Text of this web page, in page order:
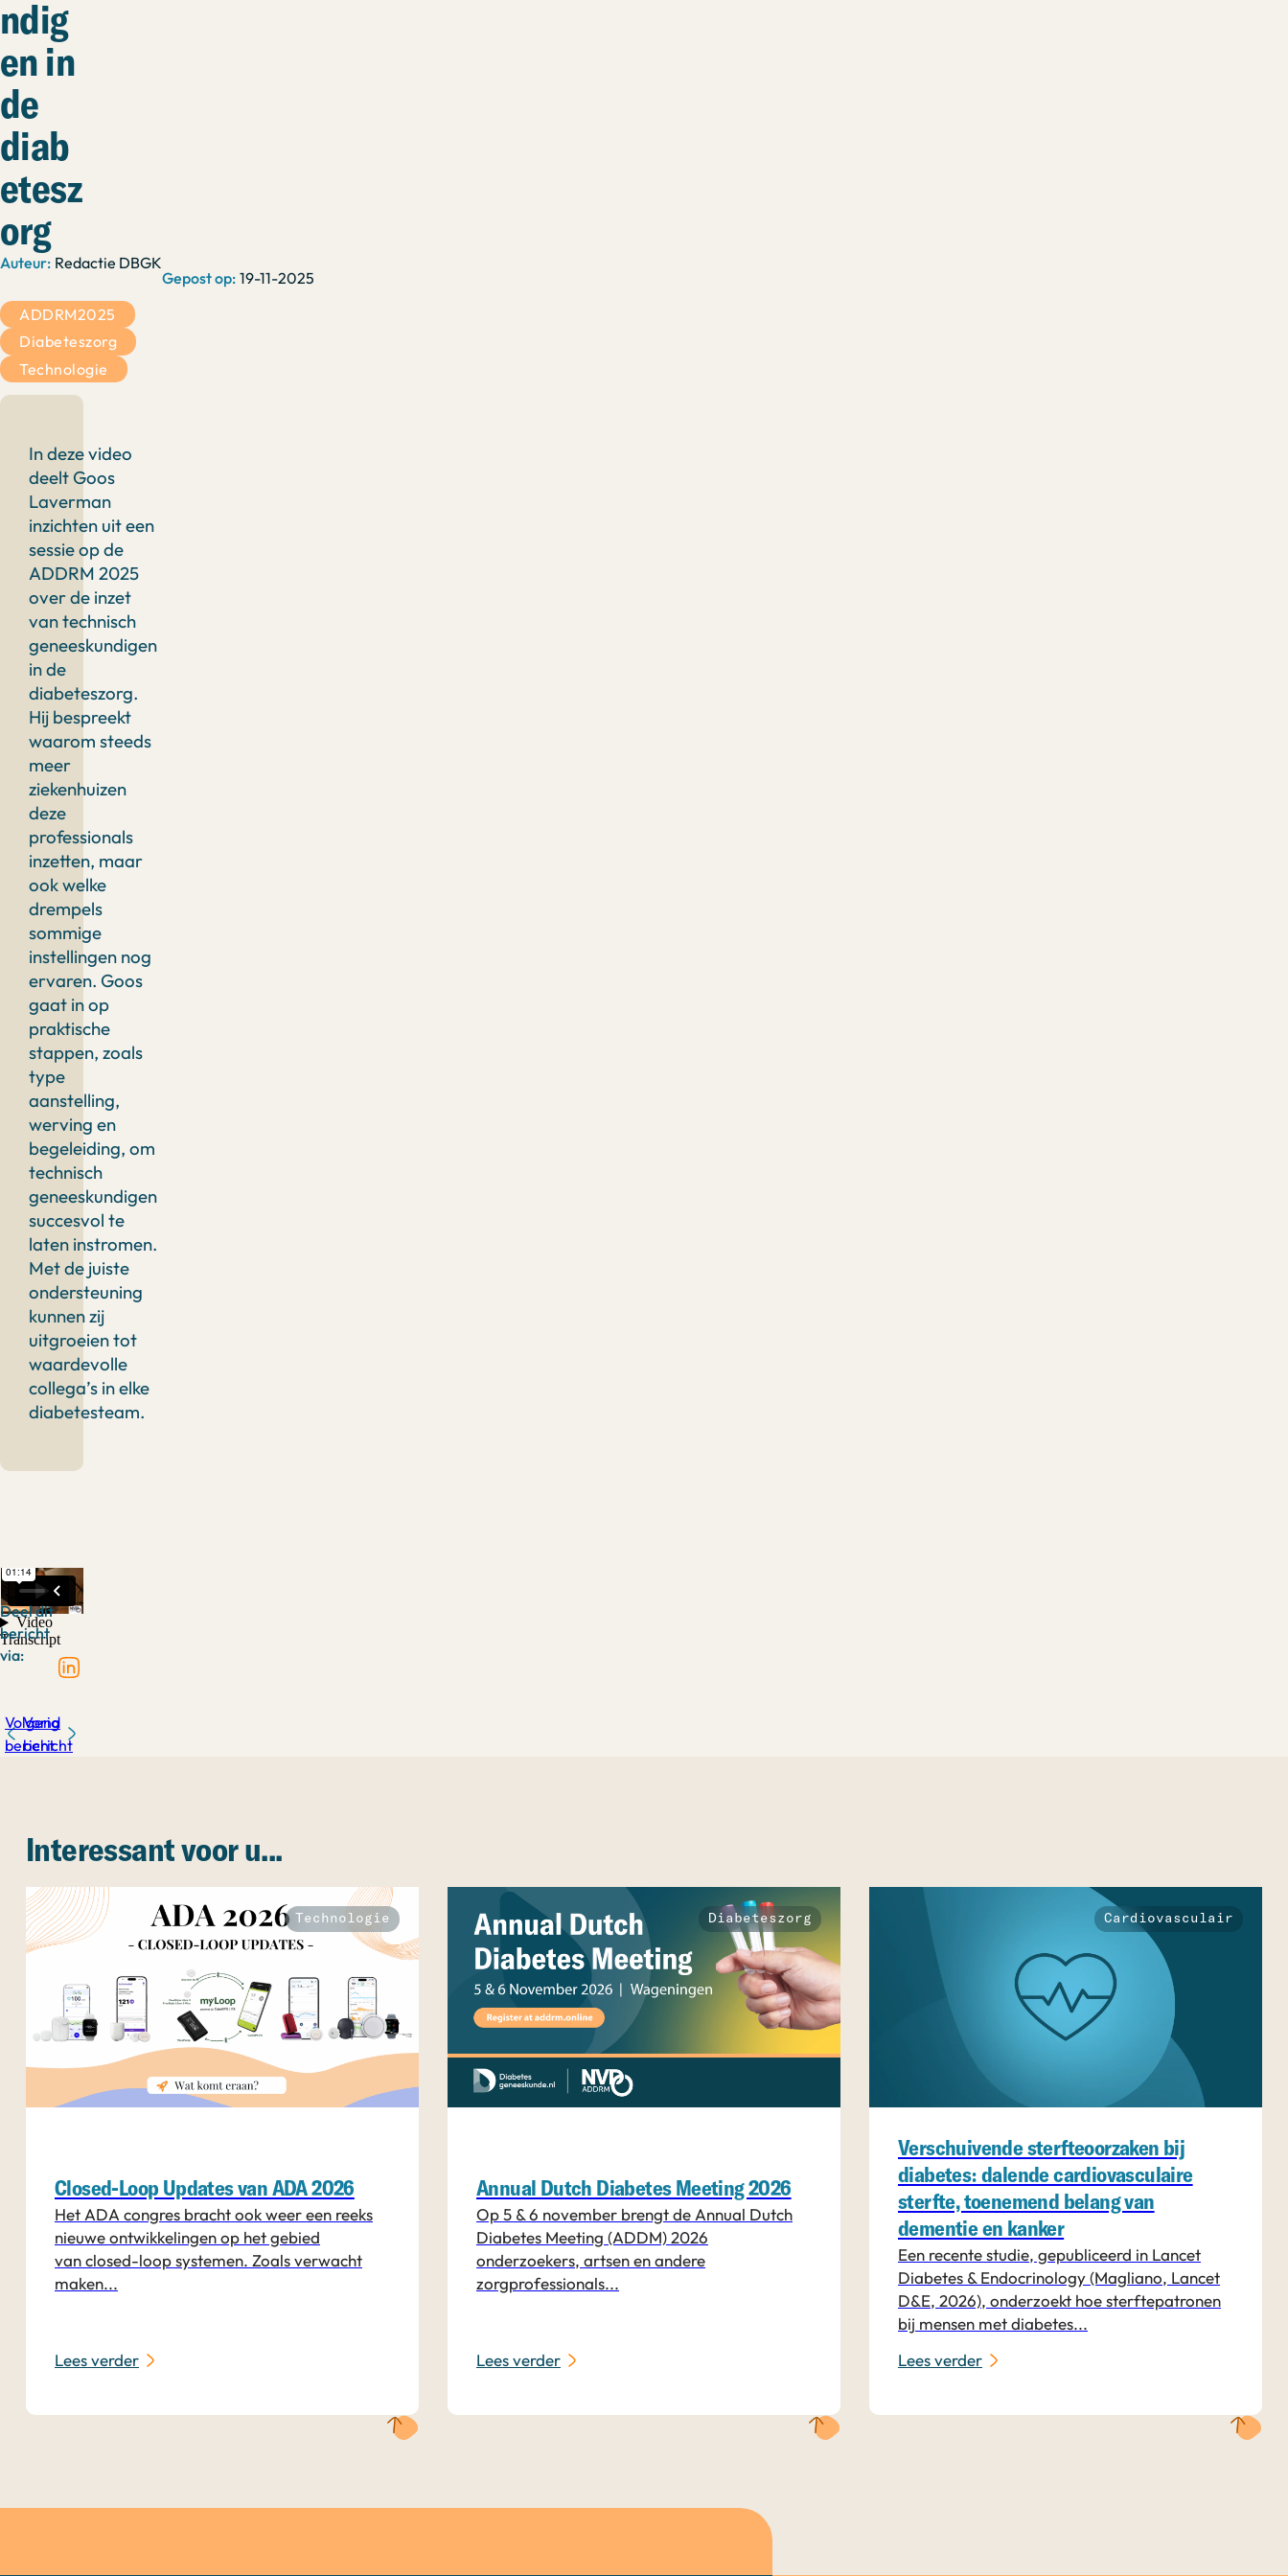
ndig
en in
de
diab
etesz
org
Redactie DBGK
19-11-2025
ADDRM2025
Diabeteszorg
Technologie
In deze video
deelt Goos
Laverman
inzichten uit een
sessie op de
ADDRM 2025
over de inzet
van technisch
geneeskundigen
in de
diabeteszorg.
Hij bespreekt
waarom steeds
meer
ziekenhuizen
deze
professionals
inzetten, maar
ook welke
drempels
sommige
instellingen nog
ervaren. Goos
gaat in op
praktische
stappen, zoals
type
aanstelling,
werving en
begeleiding, om
technisch
geneeskundigen
succesvol te
laten instromen.
Met de juiste
ondersteuning
kunnen zij
uitgroeien tot
waardevolle
collega’s in elke
diabetesteam.
Deel dit
bericht
via:
Vorig
bericht
Volgend
bericht
Interessant voor u...
Technologie
Closed-Loop Updates van ADA 2026
Het ADA congres bracht ook weer een reeks
nieuwe ontwikkelingen op het gebied
van closed-loop systemen. Zoals verwacht
maken...
Lees verder
Diabeteszorg
Annual Dutch Diabetes Meeting 2026
Op 5 & 6 november brengt de Annual Dutch
Diabetes Meeting (ADDM) 2026
onderzoekers, artsen en andere
zorgprofessionals...
Lees verder
Cardiovasculair
Verschuivende sterfteoorzaken bij
diabetes: dalende cardiovasculaire
sterfte, toenemend belang van
dementie en kanker
Een recente studie, gepubliceerd in Lancet
Diabetes & Endocrinology (Magliano, Lancet
D&E, 2026), onderzoekt hoe sterftepatronen
bij mensen met diabetes...
Lees verder